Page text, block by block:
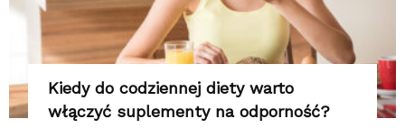
Kiedy do codziennej diety warto
włączyć suplementy na odporność?